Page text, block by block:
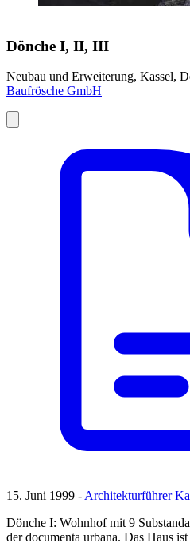
Dönche I, II, III
Neubau und Erweiterung, Kassel,
Baufrösche GmbH
15. Juni 1999 -Architekturführer
Dönche I: Wohnhof mit 9
der documenta urbana. Das Haus